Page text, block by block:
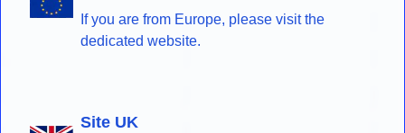
If you are from Europe, please visit the
dedicated website.
Site UK